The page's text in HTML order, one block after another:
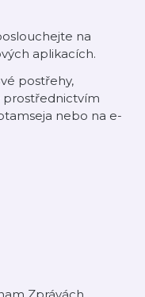
na
aplikacích.
postřehy,
nebo na e-